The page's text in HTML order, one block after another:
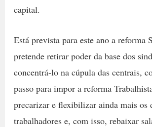
capital.
Está prevista para este ano a reforma
pretende retirar poder da base dos
concentrá-lo na cúpula das centrais,
passo para impor a reforma
precarizar e flexibilizar ainda mais os
trabalhadores e, com isso, rebaixar